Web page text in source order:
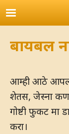
Skip to main
बायबल
आम्ही आठे
शेतस, जेस्ना कण
गोष्टी फुकट मा
करा।